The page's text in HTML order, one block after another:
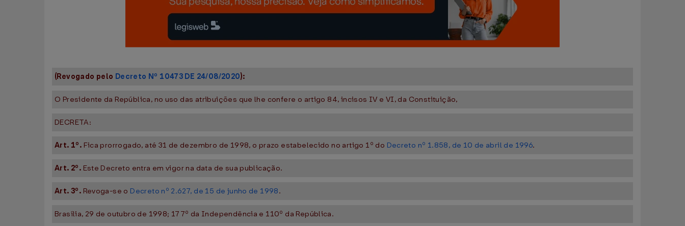
(Revogado pelo Decreto Nº 10473 DE 24/08/2020):
O Presidente da República, no uso das atribuições que lhe confere o artigo 84, incisos IV e VI, da Constituição,
DECRETA:
Art. 1º. Fica prorrogado, até 31 de dezembro de 1998, o prazo estabelecido no artigo 1º do Decreto nº 1.858, de 10 de abril de 1996.
Art. 2º. Este Decreto entra em vigor na data de sua publicação.
Art. 3º. Revoga-se o Decreto nº 2.627, de 15 de junho de 1998.
Brasília, 29 de outubro de 1998; 177º da Independência e 110º da República.